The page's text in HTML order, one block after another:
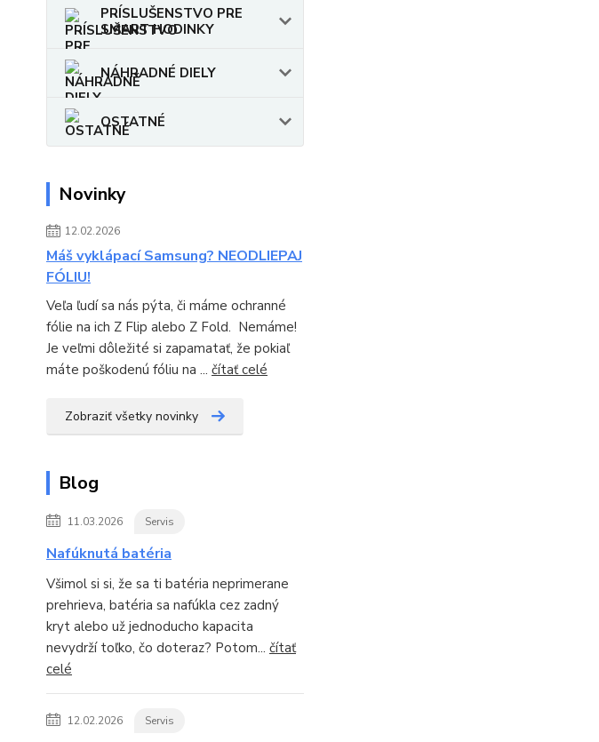
PRÍSLUŠENSTVO PRE
SMART HODINKY
NÁHRADNÉ DIELY
OSTATNÉ
Novinky
12.02.2026
Máš vyklápací Samsung? NEODLIEPAJ
FÓLIU!
Veľa ľudí sa nás pýta, či máme ochranné
fólie na ich Z Flip alebo Z Fold. Nemáme!
Je veľmi dôležité si zapamatať, že pokiaľ
máte poškodenú fóliu na ... čítať celé
Zobraziť všetky novinky
Blog
11.03.2026 Servis
Nafúknutá batéria
Všimol si si, že sa ti batéria neprimerane
prehrieva, batéria sa nafúkla cez zadný
kryt alebo už jednoducho kapacita
nevydrží toľko, čo doteraz? Potom... čítať
celé
12.02.2026 Servis